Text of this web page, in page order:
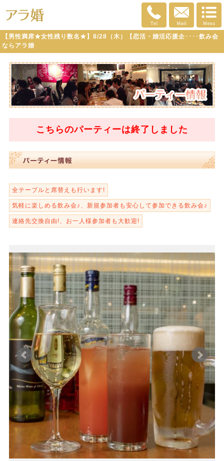
【男性満席★女性残り数名★】8/28（木）【恋活・婚活応援企････飲み会
ならアラ婚
こちらのパーティーは終了 しました
全テーブルと席替えも行います!
気軽に楽しめる飲み会♪、新規参加者も安心して参加できる飲み会♪
連絡先交換自由!、お一人様参加者も大歓迎!